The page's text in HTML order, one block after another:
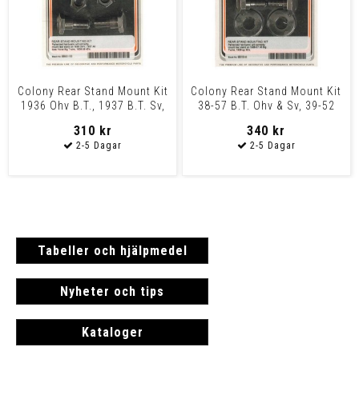
Colony Rear Stand Mount Kit
1936 Ohv B.T., 1937 B.T. Sv,
310 kr
Colony Rear Stand Mount Kit
38-57 B.T. Ohv & Sv, 39-52
340 kr
Tabeller och hjälpmedel
Nyheter och tips
Kataloger